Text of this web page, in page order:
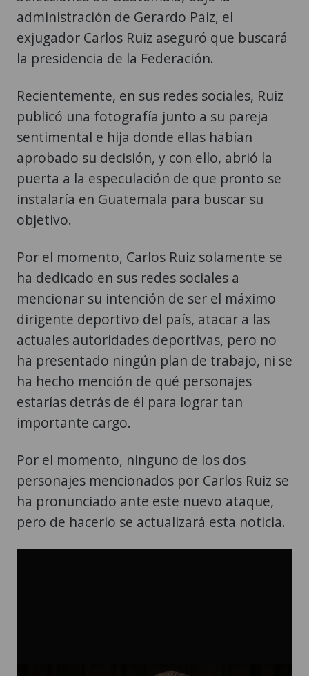
administración de Gerardo Paiz, el
exjugador Carlos Ruiz aseguró que buscará
la presidencia de la Federación.
Recientemente, en sus redes sociales, Ruiz
publicó una fotografía junto a su pareja
sentimental e hija donde ellas habían
aprobado su decisión, y con ello, abrió la
puerta a la especulación de que pronto se
instalaría en Guatemala para buscar su
objetivo.
Por el momento, Carlos Ruiz solamente se
ha dedicado en sus redes sociales a
mencionar su intención de ser el máximo
dirigente deportivo del país, atacar a las
actuales autoridades deportivas, pero no
ha presentado ningún plan de trabajo, ni se
ha hecho mención de qué personajes
estarías detrás de él para lograr tan
importante cargo.
Por el momento, ninguno de los dos
personajes mencionados por Carlos Ruiz se
ha pronunciado ante este nuevo ataque,
pero de hacerlo se actualizará esta noticia.